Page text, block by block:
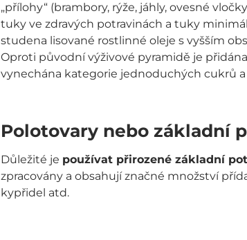
„přílohy“ (brambory, rýže, jáhly, ovesné
tuky ve zdravých potravinách a tuky
studena lisované rostlinné oleje s vyšším
Oproti původní výživové pyramidě je
vynechána kategorie jednoduchých cukrů a
Polotovary nebo základní
Důležité je používat přirozené základní
zpracovány a obsahují značné množství
kypřidel atd.